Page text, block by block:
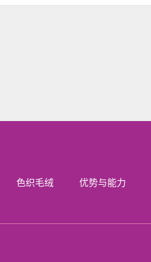
色织毛绒 优势与能力